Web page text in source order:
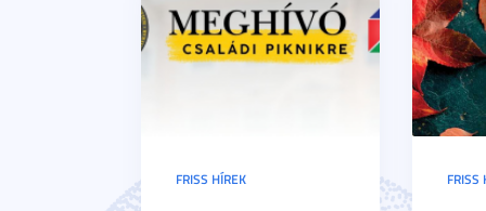
FRISS HÍREK FRISS